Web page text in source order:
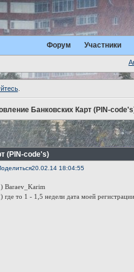
Форум Участники
.
Банковских Карт (PIN-
(PIN-code's)
20.02.14 18:04:55
Baraev_Karim
где то 1 - 1,5 недели дата моей